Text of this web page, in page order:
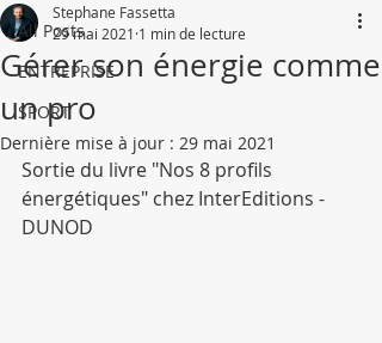
All Posts
ENTREPRISE
SPORT
Gérer son énergie comme
un pro
Stephane Fassetta
29 mai 2021 1 min de lecture
Dernière mise à jour : 29 mai 2021
Sortie du livre "Nos 8 profils
énergétiques" chez InterEditions -
DUNOD